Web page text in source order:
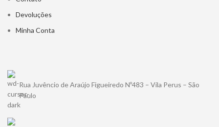
Devoluções
Minha Conta
Rua Juvêncio de Araújo Figueiredo Nº483 – Vila Perus – São
Paulo